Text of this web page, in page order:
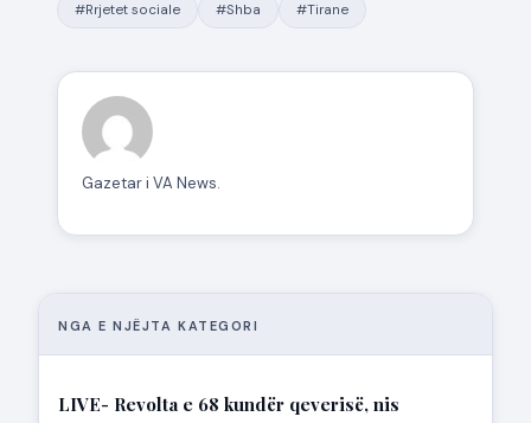
#Rrjetet sociale #Shba #Tirane
Gazetar i VA News.
NGA E NJËJTA KATEGORI
LIVE- Revolta e 68 kundër qeverisë, nis